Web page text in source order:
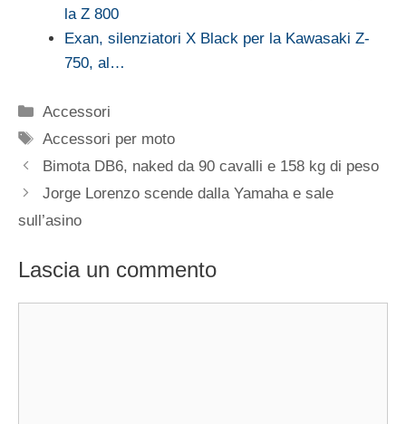
la Z 800
Exan, silenziatori X Black per la Kawasaki Z-
750, al…
Categorie
Accessori
Tag
Accessori per moto
Bimota DB6, naked da 90 cavalli e 158 kg di peso
Jorge Lorenzo scende dalla Yamaha e sale
sull’asino
Lascia un commento